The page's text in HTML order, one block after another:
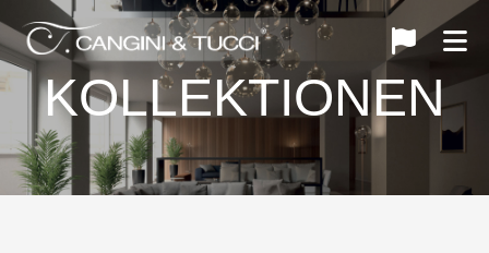
KOLLEKTIONEN